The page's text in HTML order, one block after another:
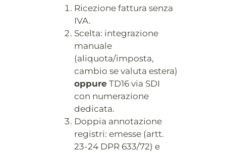
Ricezione fattura senza
IVA.
Scelta: integrazione
manuale
(aliquota/imposta,
cambio se valuta estera)
oppureTD16 via SDI
con numerazione
dedicata.
Doppia annotazione
registri: emesse (artt.
23-24 DPR 633/72) e